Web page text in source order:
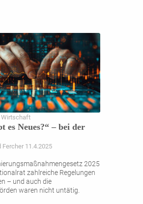
Wirtschaft
es Neues?“ – bei der
Fercher 11.4.2025
2025
zahlreiche Regelungen
– und auch die
waren nicht untätig.